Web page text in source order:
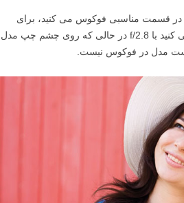
در قسمت مناسبی فوکوس می کنید، برای
مثال در عکسی که مشاهده می کنید با f/2.8 در حالی که روی چشم چپ مدل
مدل در فوکوس نیست.